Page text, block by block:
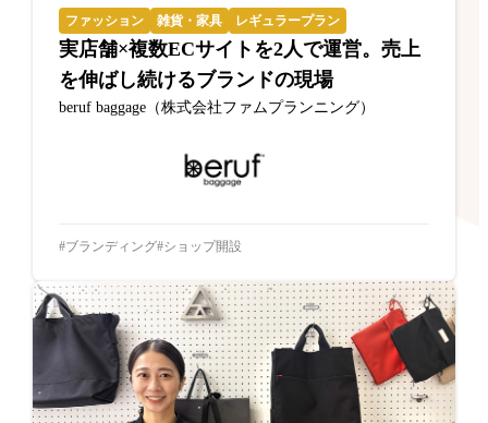
ファッション 雑貨・家具 レギュラープラン
実店舗×複数ECサイトを2人で運営。売上
を伸ばし続けるブランドの現場
beruf baggage（株式会社ファムプランニング）
ブランディング ショップ開設